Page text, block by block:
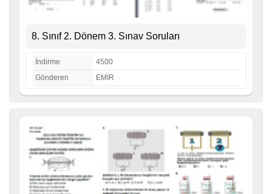
8. Sınıf 2. Dönem 3. Sınav Soruları
İndirme
4500
Gönderen
EMİR